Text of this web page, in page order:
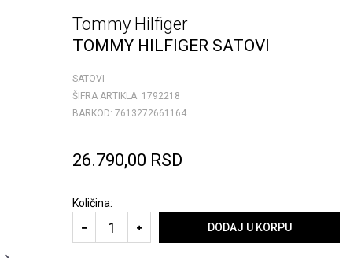
Tommy Hilfiger
TOMMY HILFIGER SATOVI
SATOVI
ŠIFRA ARTIKLA: 1792218
BARKOD: 7613272661164
26.790,00 RSD
Količina:
DODAJ U KORPU